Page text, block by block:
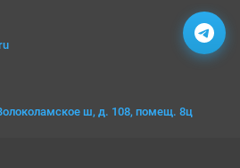
ш, д. 108, помещ. 8ц